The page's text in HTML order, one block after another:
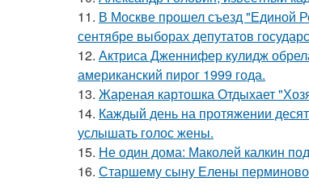
11. В Москве прошел съезд "Единой
сентябре выборах депутатов
12. Актриса Дженнифер кулидж
американский пирог 1999 года.
13. Жареная картошка Отдыхает
14. Каждый день на протяжении
услышать голос жены.
15. Не один дома: Маколей калкин
16. Старшему сыну Елены